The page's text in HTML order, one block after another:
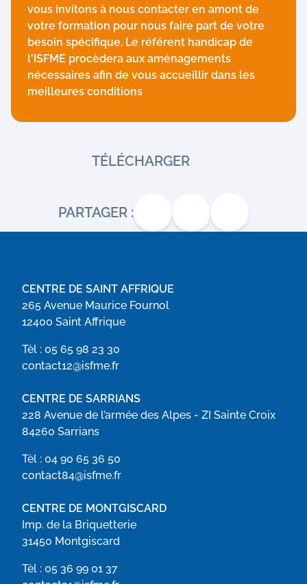
vous invitons à nous contacter en amont de
votre formation pour nous faire part de votre
besoin spécifique. Le référent handicap de
l'ISFME procèdera aux aménagements
nécessaires afin de vous accueillir dans les
meilleures conditions
TÉLÉCHARGER
PARTAGER :
CENTRE DE SAINT AFFRIQUE
265 Avenue Maurice Fournol
12400 Saint Affrique
Tèl : 05 65 98 23 30
contact12@isfme.fr
CENTRE DE SARRIANS
228 Avenue de l’armée des Alpes - ZI Sainte Croix
84260 Sarrians
Tèl : 04 90 65 36 50
contact84@isfme.fr
CENTRE DE MONTGISCARD
Imp. de la Briquetterie
31450 Montgiscard
Tèl : 05 36 99 01 37